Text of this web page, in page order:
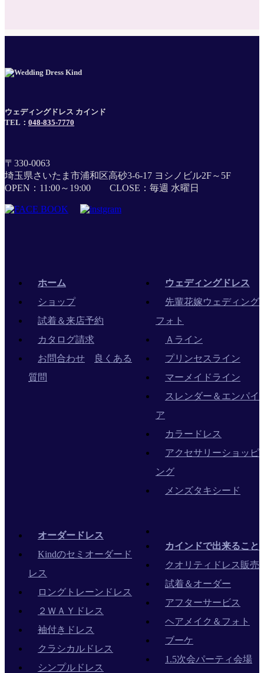
ウェディングドレス カインド
TEL： 048-835-7770
〒330-0063
埼玉県さいたま市浦和区高砂3-6-17 ヨシノビル2F～5F
OPEN：11:00～19:00 CLOSE：毎週 水曜日
ホーム
ショップ
試着＆来店予約
カタログ請求
お問合わせ
良くある
質問
ウェディングドレス
先輩花嫁ウェディング
フォト
Ａライン
プリンセスライン
マーメイドライン
スレンダー＆エンパイ
ア
カラードレス
アクセサリーショッピ
ング
メンズタキシード
オーダードレス
Kindのセミオーダード
レス
ロングトレーンドレス
２ＷＡＹドレス
袖付きドレス
クラシカルドレス
シンプルドレス
カインドで出来ること
クオリティドレス販売
試着＆オーダー
アフターサービス
ヘアメイク＆フォト
ブーケ
1.5次会パーティ会場